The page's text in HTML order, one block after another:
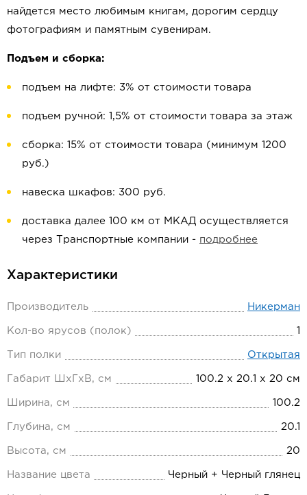
найдется место любимым книгам, дорогим сердцу
фотографиям и памятным сувенирам.
Подъем и сборка:
подъем на лифте: 3% от стоимости товара
подъем ручной: 1,5% от стоимости товара за этаж
сборка: 15% от стоимости товара (минимум 1200
руб.)
навеска шкафов: 300 руб.
доставка далее 100 км от МКАД осуществляется
через Транспортные компании - подробнее
Характеристики
Производитель Никерман
Кол-во ярусов (полок) 1
Тип полки Открытая
Габарит ШхГхВ, см 100.2 х 20.1 х 20 см
Ширина, см 100.2
Глубина, см 20.1
Высота, см 20
Название цвета Черный + Черный глянец